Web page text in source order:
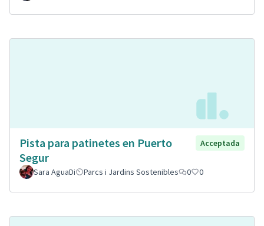
Pista para patinetes en Puerto
Segur
Acceptada
Sara AguaDi Parcs i Jardins Sostenibles 0 0